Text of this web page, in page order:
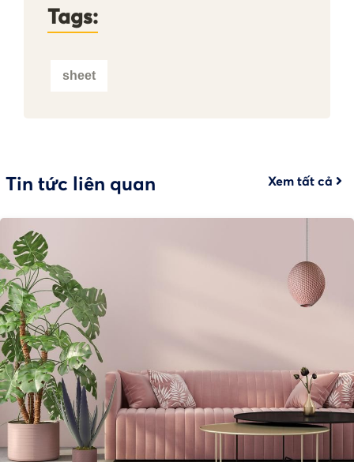
Tags:
sheet
Tin tức liên quan Xem tất cả